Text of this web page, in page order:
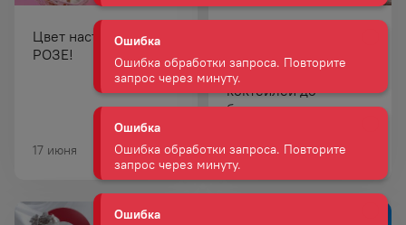
Цвет настроения
РОЗЕ!
17 июня
2026: что сейчас в
тренде – от лёгких
коктейлей до
безалкогольных
11 июня
Ошибка обработки запроса. Повторите
запрос через минуту.
Ошибка
Ошибка обработки запроса. Повторите
запрос через минуту.
Ошибка
Ошибка обработки запроса. Повторите
запрос через минуту.